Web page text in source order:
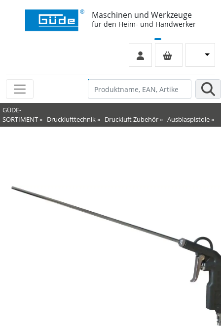
Maschinen und Werkzeuge
für den Heim- und Handwerker
GÜDE-
SORTIMENT» Drucklufttechnik» Druckluft Zubehör» Ausblaspistole»